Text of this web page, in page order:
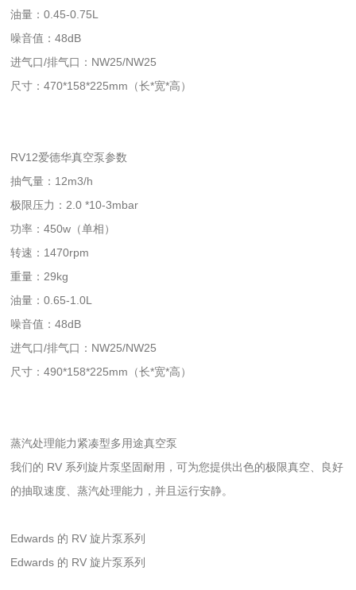
油量：0.45-0.75L
噪音值：48dB
进气口/排气口：NW25/NW25
尺寸：470*158*225mm（长*宽*高）
RV12爱德华真空泵参数
抽气量：12m3/h
极限压力：2.0 *10-3mbar
功率：450w（单相）
转速：1470rpm
重量：29kg
油量：0.65-1.0L
噪音值：48dB
进气口/排气口：NW25/NW25
尺寸：490*158*225mm（长*宽*高）
蒸汽处理能力紧凑型多用途真空泵
我们的 RV 系列旋片泵坚固耐用，可为您提供出色的极限真空、良好
的抽取速度、蒸汽处理能力，并且运行安静。
Edwards 的 RV 旋片泵系列
Edwards 的 RV 旋片泵系列